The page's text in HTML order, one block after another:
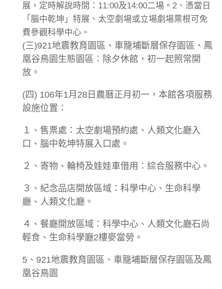
展，定時解說時間：11:00及14:00二場。2、憑當日
「腦中乾坤」特展、太空劇場或立場劇場票根可免
費參觀科學中心。
(三)921地震教育園區、車籠埔斷層保存園區、鳳
凰谷鳥園生態園區：除夕休館，初一起照常開
放。
(四) 106年1月28日農曆正月初一，本館各項服務
設施位置：
１、售票處：太空劇場預約處、人類文化廳入
口、腦中乾坤特展入口處。
２、寄物、輪椅及娃娃車借用：綜合服務中心。
３、紀念品店開放區域：科學中心、生命科學
廳、人類文化廳。
４、餐廳開放區域：科學中心、人類文化廳石尚
輕食、生命科學廳2樓麥當勞。
5、921地震教育園區、車籠埔斷層保存園區及鳳
凰谷鳥園